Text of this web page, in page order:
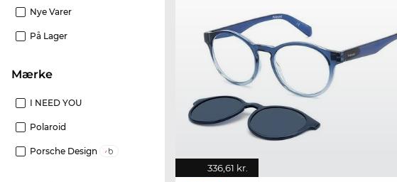
Nye Varer
På Lager
Mærke
I NEED YOU
Polaroid
Porsche Design
336,61 kr.